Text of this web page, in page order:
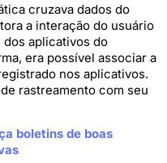
cruzava dados do
a interação do usuário
aplicativos do
era possível associar a
nos aplicativos.
rastreamento com seu
boletins de boas